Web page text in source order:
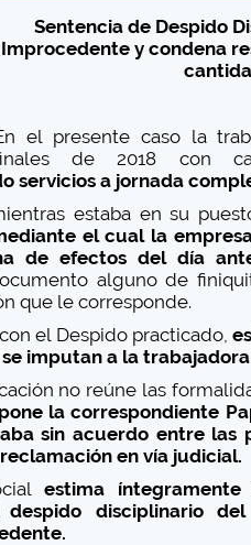
Sentencia de Despido
Improcedente y condena
el presente caso la
de 2018 con
servicios a jornada
estaba en su
el cual la
de efectos del día
alguno de
que le corresponde.
el Despido practicado,
imputan a la
no reúne las
la correspondiente
sin acuerdo entre
en vía judicial.
estima
disciplinario